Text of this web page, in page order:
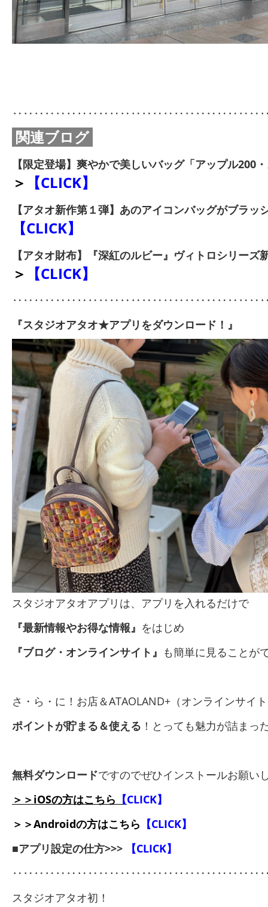
関連ブログ
【限定登場】爽やかで美しいバッグ「アップル200
＞ 【CLICK】
【アタオ新作第１弾】あのアイコンバッグがブラッ
【CLICK】
【アタオ財布】『深紅のルビー』ヴィトロシリーズ
＞ 【CLICK】
『スタジオアタオ★アプリをダウンロード！』
スタジオアタオアプリは、アプリを入れるだけで
『最新情報やお得な情報』 をはじめ
『ブログ・オンラインサイト』 も簡単に見ることが
さ・ら・に！お店＆ATAOLAND+（オンラインサイ
ポイントが貯まる＆使える ！とっても魅力が詰まっ
無料ダウンロードですのでぜひインストールお願い
＞＞iOSの方はこちら 【CLICK】
＞＞Androidの方はこちら 【CLICK】
■アプリ設定の仕方>>>
【CLICK】
スタジオアタオ初！